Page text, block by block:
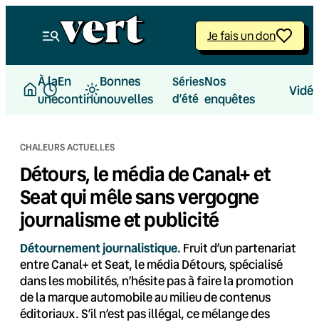
Je fais un don
À la
une
En
continu
Bonnes
nouvelles
Séries
d’été
Nos
enquêtes
CHALEURS ACTUELLES
Détours, le média de Canal+ et
Seat qui mêle sans vergogne
journalisme et publicité
Détournement journalistique. Fruit d’un partenariat
entre Canal+ et Seat, le média Détours, spécialisé
dans les mobilités, n’hésite pas à faire la promotion
de la marque automobile au milieu de contenus
éditoriaux. S’il n’est pas illégal, ce mélange des